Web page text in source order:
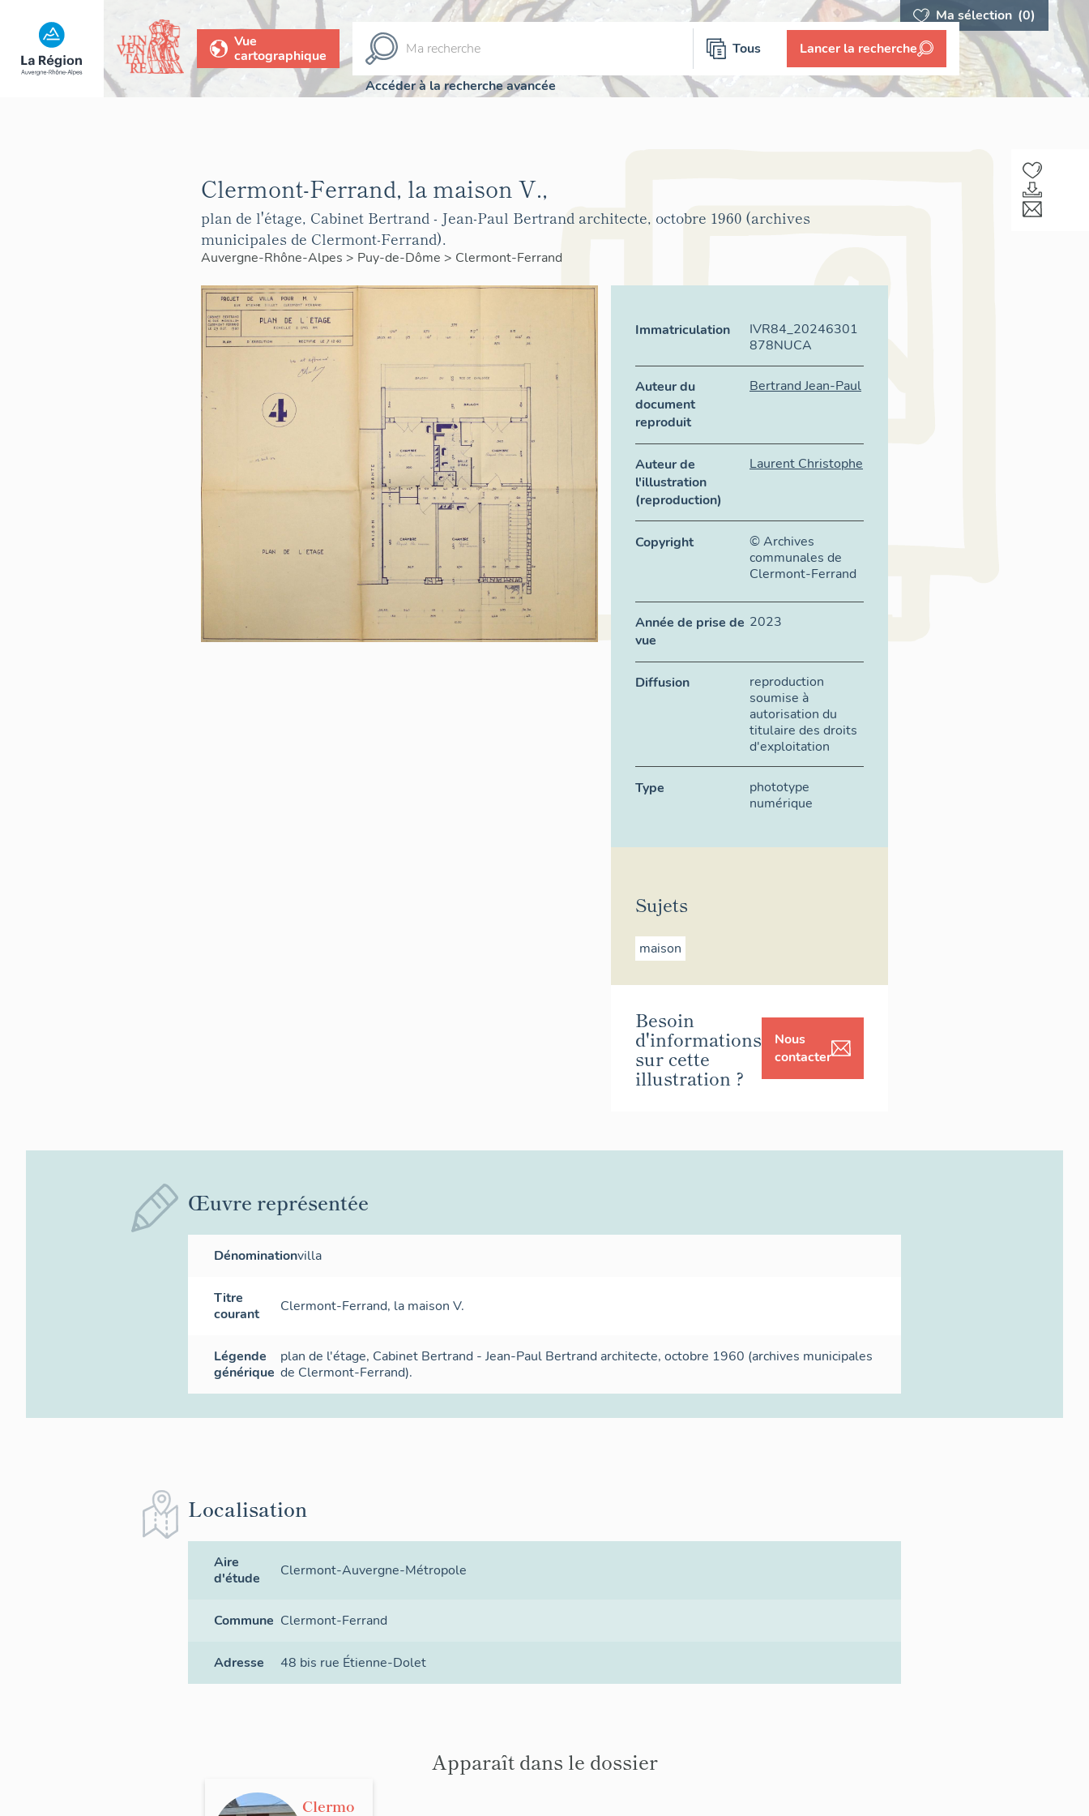
Ma sélection (0)
Vue
cartographique
Tous Lancer la recherche
Accéder à la recherche avancée
Clermont-Ferrand, la maison V.,
plan de l'étage, Cabinet Bertrand - Jean-Paul Bertrand architecte, octobre 1960 (archives
municipales de Clermont-Ferrand).
Auvergne-Rhône-Alpes > Puy-de-Dôme > Clermont-Ferrand
Immatriculation
IVR84_20246301
878NUCA
Auteur du
document
reproduit
Bertrand Jean-Paul
Auteur de
l'illustration
(reproduction)
Laurent Christophe
Copyright
© Archives
communales de
Clermont-Ferrand
Année de prise de
vue
2023
Diffusion
reproduction
soumise à
autorisation du
titulaire des droits
d'exploitation
Type
phototype
numérique
Sujets
maison
Besoin
d'informations
sur cette
illustration ?
Nous
contacter
Œuvre représentée
Dénominationvilla
Titre
courant
Clermont-Ferrand, la maison V.
Légende
générique
plan de l'étage, Cabinet Bertrand - Jean-Paul Bertrand architecte, octobre 1960 (archives municipales
de Clermont-Ferrand).
Localisation
Aire
d'étude
Clermont-Auvergne-Métropole
Commune Clermont-Ferrand
Adresse 48 bis rue Étienne-Dolet
Apparaît dans le dossier
Clermo